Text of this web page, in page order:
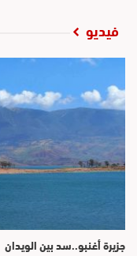
فيديو
جزيرة أغنبو..سد بين الويدان